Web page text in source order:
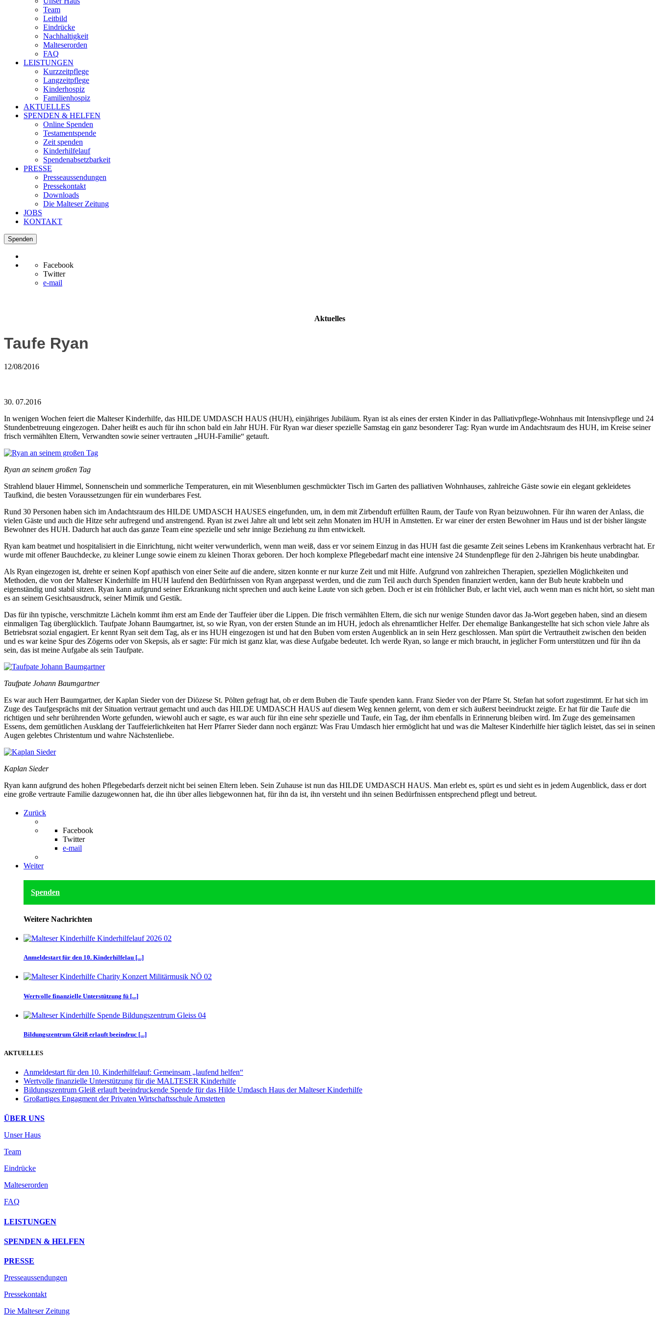
Team
Leitbild
Eindrücke
Nachhaltigkeit
Malteserorden
FAQ
LEISTUNGEN
Kurzzeitpflege
Langzeitpflege
Kinderhospiz
Familienhospiz
AKTUELLES
SPENDEN & HELFEN
Online Spenden
Testamentspende
Zeit spenden
Kinderhilfelauf
Spendenabsetzbarkeit
PRESSE
Presseaussendungen
Pressekontakt
Downloads
Die Malteser Zeitung
JOBS
KONTAKT
Spenden
Facebook
Twitter
e-mail
Aktuelles
Taufe Ryan
12/08/2016
30. 07.2016
In wenigen Wochen feiert die Malteser Kinderhilfe, das HILDE UMDASCH HAUS (HUH), einjähriges Jubiläum. Ryan ist als eines der ersten Kinder in das Palliativpflege-Wohnhaus mit Intensivpflege und 24
Stundenbetreuung eingezogen. Daher heißt es auch für ihn schon bald ein Jahr HUH. Für Ryan war dieser spezielle Samstag ein ganz besonderer Tag: Ryan wurde im Andachtsraum des HUH, im Kreise seiner
frisch vermählten Eltern, Verwandten sowie seiner vertrauten „HUH-Familie“ getauft.
Ryan an seinem großen Tag
Strahlend blauer Himmel, Sonnenschein und sommerliche Temperaturen, ein mit Wiesenblumen geschmückter Tisch im Garten des palliativen Wohnhauses, zahlreiche Gäste sowie ein elegant gekleidetes
Taufkind, die besten Voraussetzungen für ein wunderbares Fest.
Rund 30 Personen haben sich im Andachtsraum des HILDE UMDASCH HAUSES eingefunden, um, in dem mit Zirbenduft erfüllten Raum, der Taufe von Ryan beizuwohnen. Für ihn waren der Anlass, die
vielen Gäste und auch die Hitze sehr aufregend und anstrengend. Ryan ist zwei Jahre alt und lebt seit zehn Monaten im HUH in Amstetten. Er war einer der ersten Bewohner im Haus und ist der bisher längste
Bewohner des HUH. Dadurch hat auch das ganze Team eine spezielle und sehr innige Beziehung zu ihm entwickelt.
Ryan kam beatmet und hospitalisiert in die Einrichtung, nicht weiter verwunderlich, wenn man weiß, dass er vor seinem Einzug in das HUH fast die gesamte Zeit seines Lebens im Krankenhaus verbracht hat. Er
wurde mit offener Bauchdecke, zu kleiner Lunge sowie einem zu kleinen Thorax geboren. Der hoch komplexe Pflegebedarf macht eine intensive 24 Stundenpflege für den 2-Jährigen bis heute unabdingbar.
Als Ryan eingezogen ist, drehte er seinen Kopf apathisch von einer Seite auf die andere, sitzen konnte er nur kurze Zeit und mit Hilfe. Aufgrund von zahlreichen Therapien, speziellen Möglichkeiten und
Methoden, die von der Malteser Kinderhilfe im HUH laufend den Bedürfnissen von Ryan angepasst werden, und die zum Teil auch durch Spenden finanziert werden, kann der Bub heute krabbeln und
eigenständig und stabil sitzen. Ryan kann aufgrund seiner Erkrankung nicht sprechen und auch keine Laute von sich geben. Doch er ist ein fröhlicher Bub, er lacht viel, auch wenn man es nicht hört, so sieht man
es an seinem Gesichtsausdruck, seiner Mimik und Gestik.
Das für ihn typische, verschmitzte Lächeln kommt ihm erst am Ende der Tauffeier über die Lippen. Die frisch vermählten Eltern, die sich nur wenige Stunden davor das Ja-Wort gegeben haben, sind an diesem
einmaligen Tag überglücklich. Taufpate Johann Baumgartner, ist, so wie Ryan, von der ersten Stunde an im HUH, jedoch als ehrenamtlicher Helfer. Der ehemalige Bankangestellte hat sich schon viele Jahre als
Betriebsrat sozial engagiert. Er kennt Ryan seit dem Tag, als er ins HUH eingezogen ist und hat den Buben vom ersten Augenblick an in sein Herz geschlossen. Man spürt die Vertrautheit zwischen den beiden
und es war keine Spur des Zögerns oder von Skepsis, als er sagte: Für mich ist ganz klar, was diese Aufgabe bedeutet. Ich werde Ryan, so lange er mich braucht, in jeglicher Form unterstützen und für ihn da
sein, das ist meine Aufgabe als sein Taufpate.
Taufpate Johann Baumgartner
Es war auch Herr Baumgartner, der Kaplan Sieder von der Diözese St. Pölten gefragt hat, ob er dem Buben die Taufe spenden kann. Franz Sieder von der Pfarre St. Stefan hat sofort zugestimmt. Er hat sich im
Zuge des Taufgesprächs mit der Situation vertraut gemacht und auch das HILDE UMDASCH HAUS auf diesem Weg kennen gelernt, von dem er sich äußerst beeindruckt zeigte. Er hat für die Taufe die
richtigen und sehr berührenden Worte gefunden, wiewohl auch er sagte, es war auch für ihn eine sehr spezielle und Taufe, ein Tag, der ihm ebenfalls in Erinnerung bleiben wird. Im Zuge des gemeinsamen
Essens, dem gemütlichen Ausklang der Tauffeierlichkeiten hat Herr Pfarrer Sieder dann noch ergänzt: Was Frau Umdasch hier ermöglicht hat und was die Malteser Kinderhilfe hier täglich leistet, das sei in seinen
Augen gelebtes Christentum und wahre Nächstenliebe.
Kaplan Sieder
Ryan kann aufgrund des hohen Pflegebedarfs derzeit nicht bei seinen Eltern leben. Sein Zuhause ist nun das HILDE UMDASCH HAUS. Man erlebt es, spürt es und sieht es in jedem Augenblick, dass er dort
eine große vertraute Familie dazugewonnen hat, die ihn über alles liebgewonnen hat, für ihn da ist, ihn versteht und ihn seinen Bedürfnissen entsprechend pflegt und betreut.
Zurück
Facebook
Twitter
e-mail
Weiter
Spenden
Weitere Nachrichten
Anmeldestart für den 10. Kinderhilfelau [...]
Wertvolle finanzielle Unterstützung fü [...]
Bildungszentrum Gleiß erlauft beeindruc [...]
AKTUELLES
Anmeldestart für den 10. Kinderhilfelauf: Gemeinsam „laufend helfen“
Wertvolle finanzielle Unterstützung für die MALTESER Kinderhilfe
Bildungszentrum Gleiß erlauft beeindruckende Spende für das Hilde Umdasch Haus der Malteser Kinderhilfe
Großartiges Engagment der Privaten Wirtschaftsschule Amstetten
ÜBER UNS
Unser Haus
Team
Eindrücke
Malteserorden
FAQ
LEISTUNGEN
SPENDEN & HELFEN
PRESSE
Presseaussendungen
Pressekontakt
Die Malteser Zeitung